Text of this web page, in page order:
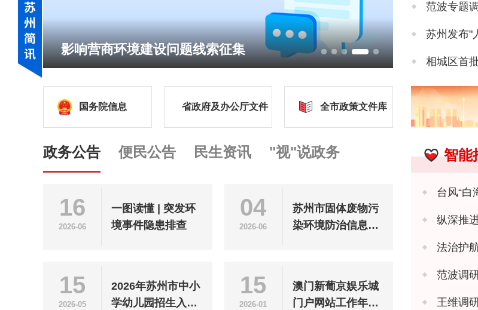
影响营商环境建设问题线索征集
范波专题
苏州发布"
相城区首
近150位
张家港技
国务院信息 省政府及办公厅文件 全市政策文件库
政务公告 便民公告 民生资讯 "视"说政务
16
2026-06
一图读懂 | 突发环
境事件隐患排查
04
2026-06
苏州市固体废物污
染环境防治信息公
15
2026-05
2026年苏州市中小
学幼儿园招生入学
15
2026-01
澳门新葡京娱乐城
门户网站工作年度
智能
台风“白
纵深推进安全
法治护航吴
范波调
王维调